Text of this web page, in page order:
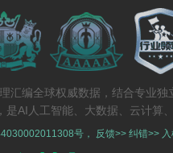
编全球权威数据，结合专业独
AI人工智能、大数据、云计算
号 ， 反馈>> 纠错>>